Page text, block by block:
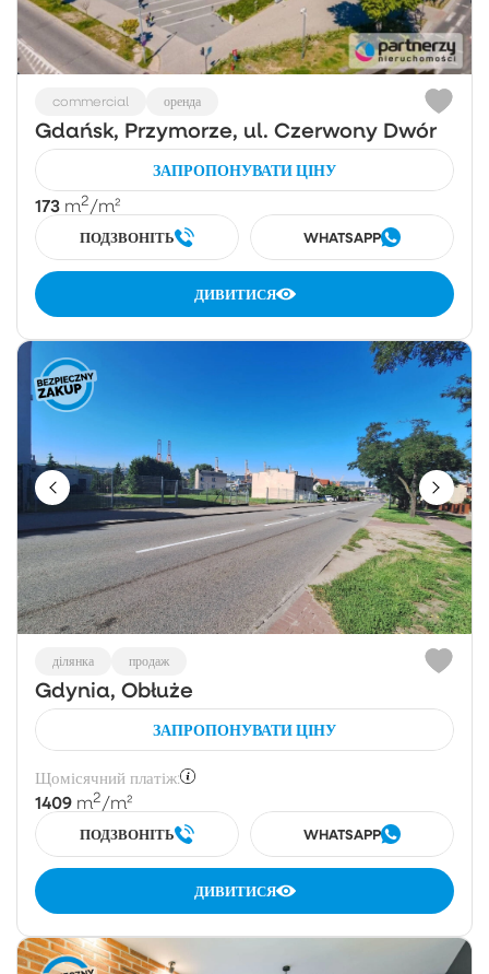
commercial оренда
Gdańsk, Przymorze, ul. Czerwony Dwór
ЗАПРОПОНУВАТИ ЦІНУ
173 m2/m²
ПОДЗВОНІТЬ WHATSAPP
ДИВИТИСЯ
ділянка продаж
Gdynia, Obłuże
ЗАПРОПОНУВАТИ ЦІНУ
Щомісячний платіж:
1409 m2/m²
ПОДЗВОНІТЬ WHATSAPP
ДИВИТИСЯ